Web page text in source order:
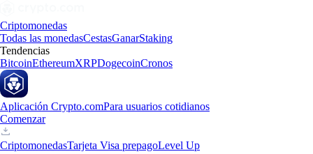
Criptomonedas
Todas las monedasCestasGanarStaking
Tendencias
BitcoinEthereumXRPDogecoinCronos
Aplicación Crypto.comPara usuarios cotidianos
Comenzar
CriptomonedasTarjeta Visa prepagoLevel Up